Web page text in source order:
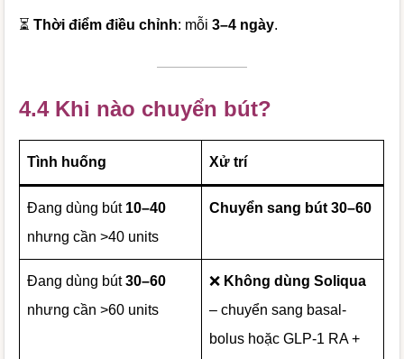
⏳Thời điểm điều chỉnh: mỗi3–4 ngày.
4.4 Khi nào chuyển bút?
Tình huống Xử trí
Đang dùng bút 10–40
nhưng cần >40 units
Chuyển sang bút 30–60
Đang dùng bút30–60
nhưng cần >60 units
❌ Không dùng Soliqua
– chuyển sang basal-
bolus hoặc GLP-1 RA +